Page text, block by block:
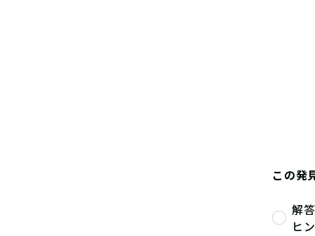
この発
解
ヒ